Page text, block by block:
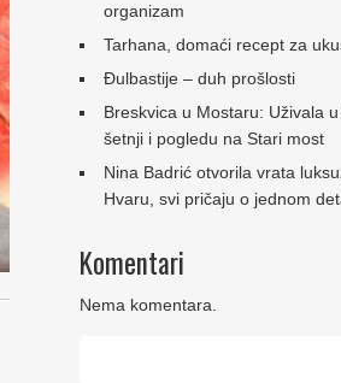
organizam
Tarhana, domaći recept za
Đulbastije – duh prošlosti
Breskvica u Mostaru: Uživala u
šetnji i pogledu na Stari most
Nina Badrić otvorila vrata
Hvaru, svi pričaju o jednom
Komentari
Nema komentara.